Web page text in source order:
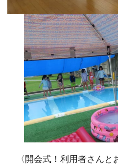
〈開会式！利用者さんと